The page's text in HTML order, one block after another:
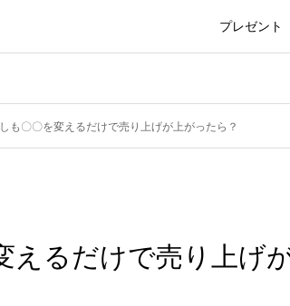
プレゼント
も〇〇を変えるだけで売り上げが上がったら？
えるだけで売り上げ